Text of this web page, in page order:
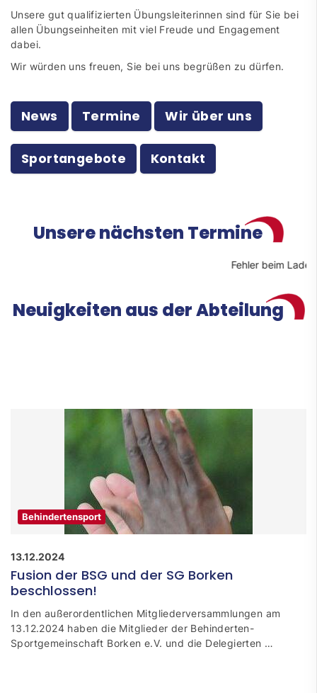
Unsere gut qualifizierten Übungsleiterinnen sind für Sie bei
allen Übungseinheiten mit viel Freude und Engagement
dabei.
Wir würden uns freuen, Sie bei uns begrüßen zu dürfen.
News Termine Wir über uns
Sportangebote Kontakt
Unsere nächsten Termine
Fehler beim Laden
Neuigkeiten aus der Abteilung
Behindertensport
13.12.2024
Fusion der BSG und der SG Borken
beschlossen!
In den außerordentlichen Mitgliederversammlungen am
13.12.2024 haben die Mitglieder der Behinderten-
Sportgemeinschaft Borken e.V. und die Delegierten …